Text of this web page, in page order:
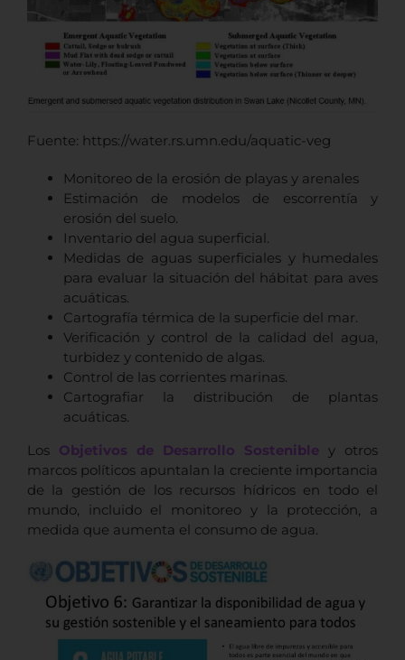
Fuente: https://water.rs.umn.edu/aquatic-veg
Monitoreo de la erosión de playas y arenales
Estimación de modelos de escorrentía y
erosión del suelo.
Inventario del agua superficial.
Medidas de aguas superficiales y humedales
para evaluar la situación del hábitat para aves
acuáticas.
Cartografía térmica de la superficie del mar.
Verificación y control de la calidad del agua,
turbidez y contenido de algas.
Control de las corrientes marinas.
Cartografiar la distribución de plantas
acuáticas.
Los Objetivos de Desarrollo Sostenible y otros
marcos políticos apuntalan la creciente importancia
de la gestión de los recursos hídricos en todo el
mundo, incluido el monitoreo y la protección, a
medida que aumenta el consumo de agua.